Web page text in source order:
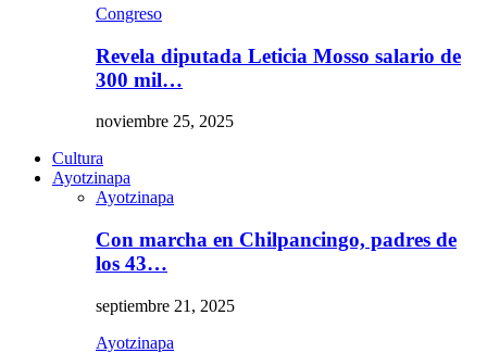
Congreso
Revela diputada Leticia Mosso salario de
300 mil…
noviembre 25, 2025
Cultura
Ayotzinapa
Ayotzinapa
Con marcha en Chilpancingo, padres de
los 43…
septiembre 21, 2025
Ayotzinapa